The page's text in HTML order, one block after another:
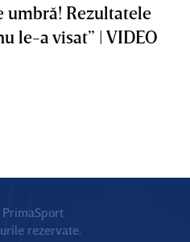
umbră! Rezultatele
le-a visat” | VIDEO
rezervate.